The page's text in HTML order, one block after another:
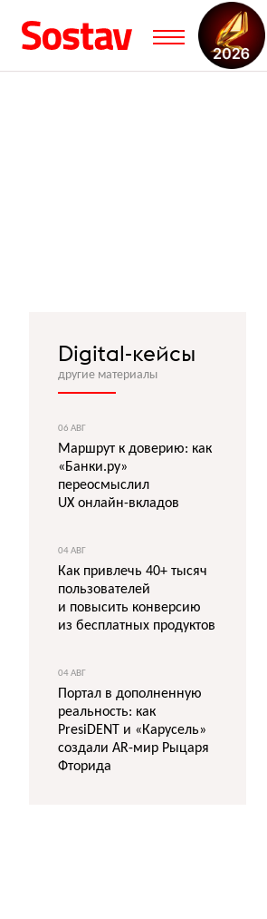
Digital-кейсы
другие материалы
06 АВГ
Маршрут к доверию: как
«Банки.ру»
переосмыслил
UX онлайн-вкладов
04 АВГ
Как привлечь 40+ тысяч
пользователей
и повысить конверсию
из бесплатных продуктов
04 АВГ
Портал в дополненную
реальность: как
PresiDENT и «Карусель»
создали AR-мир Рыцаря
Фторида